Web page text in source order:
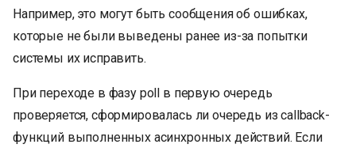
Например, это могут быть сообщения об ошибках,
которые не были выведены ранее из-за попытки
системы их исправить.
При переходе в фазу poll в первую очередь
проверяется, сформировалась ли очередь из callback-
функций выполненных асинхронных действий. Если